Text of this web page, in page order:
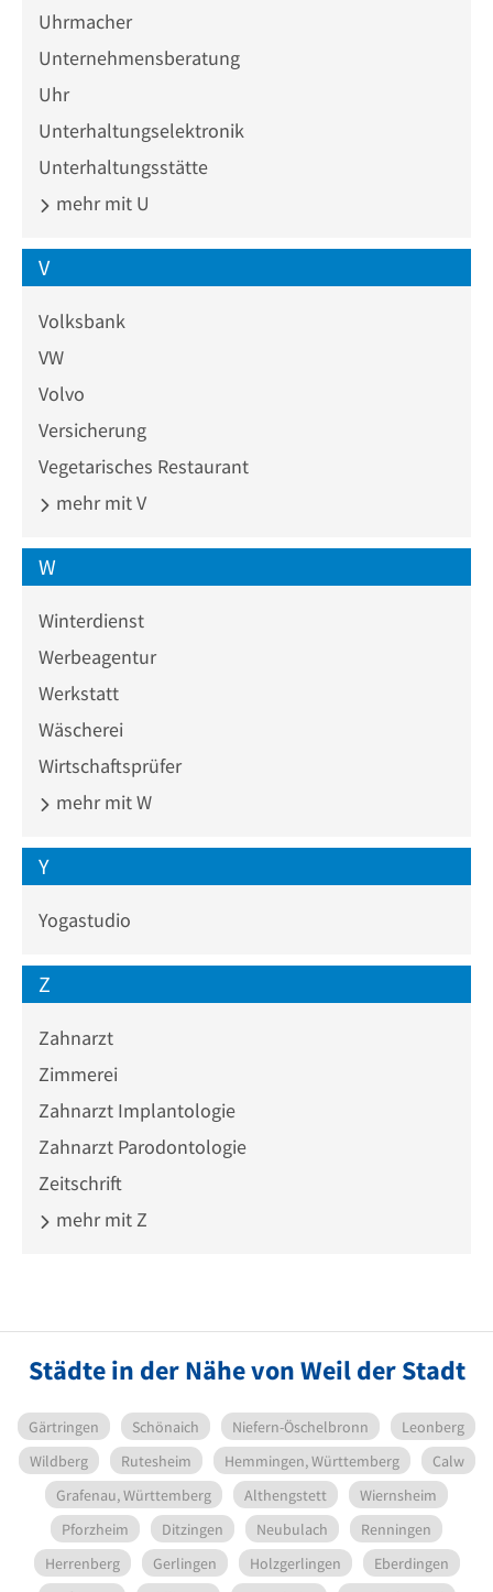
Uhrmacher
Unternehmensberatung
Uhr
Unterhaltungselektronik
Unterhaltungsstätte
mehr mit U
V
Volksbank
VW
Volvo
Versicherung
Vegetarisches Restaurant
mehr mit V
W
Winterdienst
Werbeagentur
Werkstatt
Wäscherei
Wirtschaftsprüfer
mehr mit W
Y
Yogastudio
Z
Zahnarzt
Zimmerei
Zahnarzt Implantologie
Zahnarzt Parodontologie
Zeitschrift
mehr mit Z
Städte in der Nähe von Weil der Stadt
Gärtringen Schönaich Niefern-Öschelbronn
Leonberg
Wildberg
Rutesheim Hemmingen, Württemberg
Calw
Grafenau, Württemberg
Althengstett
Wiernsheim
Pforzheim
Ditzingen Neubulach
Renningen
Herrenberg
Gerlingen Holzgerlingen
Eberdingen